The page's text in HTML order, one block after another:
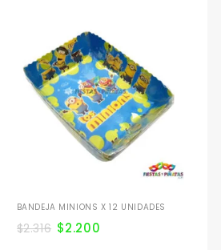
BANDEJA MINIONS X 12 UNIDADES
$2.316 $2.200